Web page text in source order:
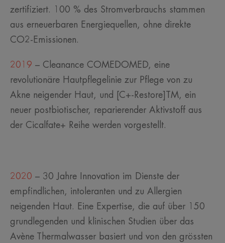
zertifiziert. 100 % des Stromverbrauchs stammen
aus erneuerbaren Energiequellen, ohne direkte
CO2-Emissionen.
2019 – Cleanance COMEDOMED, eine
revolutionäre Hautpflegelinie zur Pflege von zu
Akne neigender Haut, und [C+-Restore]TM, ein
neuer postbiotischer, reparierender Aktivstoff aus
der Cicalfate+ Reihe werden vorgestellt.
2020 – 30 Jahre Innovation im Dienste der
empfindlichen, intoleranten und zu Allergien
neigenden Haut. Eine Expertise, die auf über 150
grundlegenden und klinischen Studien über das
Avène Thermalwasser basiert und von den grössten